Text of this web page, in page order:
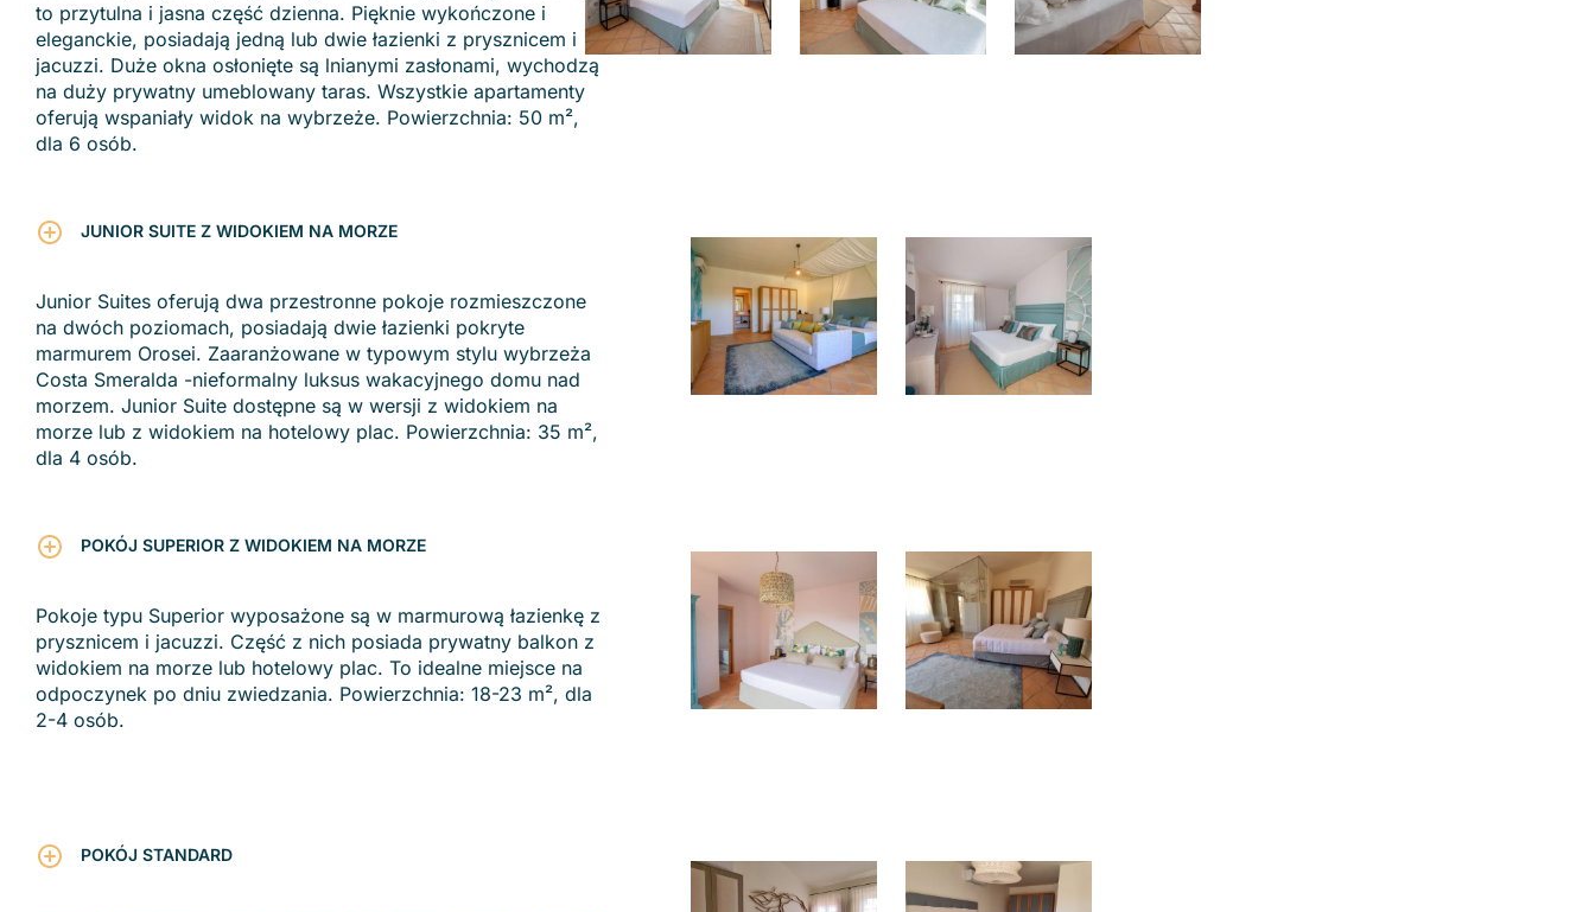
to przytulna i jasna część dzienna. Pięknie wykończone i
eleganckie, posiadają jedną lub dwie łazienki z prysznicem i
jacuzzi. Duże okna osłonięte są lnianymi zasłonami, wychodzą
na duży prywatny umeblowany taras. Wszystkie apartamenty
oferują wspaniały widok na wybrzeże. Powierzchnia: 50 m²,
dla 6 osób.
JUNIOR SUITE Z WIDOKIEM NA MORZE
Junior Suites oferują dwa przestronne pokoje rozmieszczone
na dwóch poziomach, posiadają dwie łazienki pokryte
marmurem Orosei. Zaaranżowane w typowym stylu wybrzeża
Costa Smeralda -nieformalny luksus wakacyjnego domu nad
morzem. Junior Suite dostępne są w wersji z widokiem na
morze lub z widokiem na hotelowy plac. Powierzchnia: 35 m²,
dla 4 osób.
POKÓJ SUPERIOR Z WIDOKIEM NA MORZE
Pokoje typu Superior wyposażone są w marmurową łazienkę z
prysznicem i jacuzzi. Część z nich posiada prywatny balkon z
widokiem na morze lub hotelowy plac. To idealne miejsce na
odpoczynek po dniu zwiedzania. Powierzchnia: 18-23 m², dla
2-4 osób.
POKÓJ STANDARD